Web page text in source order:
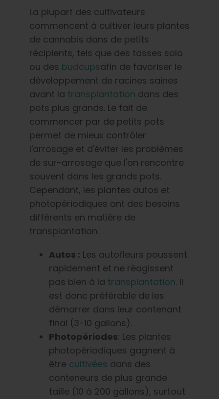
La plupart des cultivateurs
commencent à cultiver leurs plantes
de cannabis dans de petits
récipients, tels que des tasses solo
ou des budcupsafin de favoriser le
développement de racines saines
avant la transplantation dans des
pots plus grands. Le fait de
commencer par de petits pots
permet de mieux contrôler
l'arrosage et d'éviter les problèmes
de sur-arrosage que l'on rencontre
souvent dans les grands pots.
Cependant, les plantes autos et
photopériodiques ont des besoins
différents en matière de
transplantation.
Autos : Les autofleurs poussent
rapidement et ne réagissent
pas bien à la transplantation. Il
est donc préférable de les
démarrer dans leur contenant
final (3-10 gallons).
Photopériodes: Les plantes
photopériodiques gagnent à
être cultivées dans des
conteneurs de plus grande
taille (10 à 200 gallons), surtout